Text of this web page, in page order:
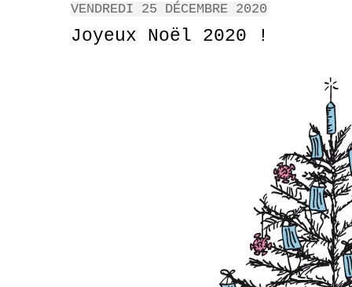
VENDREDI 25 DÉCEMBRE 2020
Joyeux Noël 2020 !